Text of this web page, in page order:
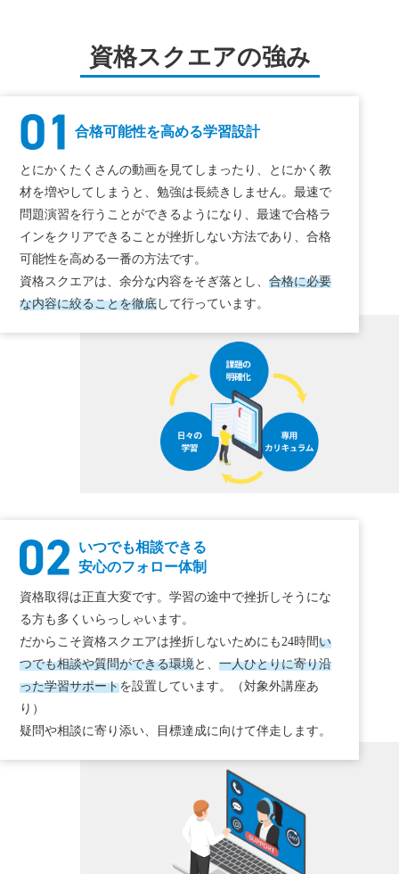
資格スクエアの強み
合格可能性を高める学習設計
とにかくたくさんの動画を見てしまったり、とにかく教
材を増やしてしまうと、勉強は長続きしません。最速で
問題演習を行うことができるようになり、最速で合格ラ
インをクリアできることが挫折しない方法であり、合格
可能性を高める一番の方法です。
資格スクエアは、余分な内容をそぎ落とし、合格に必要
な内容に絞ることを徹底 して行っています。
いつでも相談できる
安心のフォロー体制
資格取得は正直大変です。学習の途中で挫折しそうにな
る方も多くいらっしゃいます。
だからこそ資格スクエアは挫折しないためにも24時間い
つでも相談や質問ができる環境と、一人ひとりに寄り沿
った学習サポートを設置しています。（対象外講座あ
り）
疑問や相談に寄り添い、目標達成に向けて伴走します。